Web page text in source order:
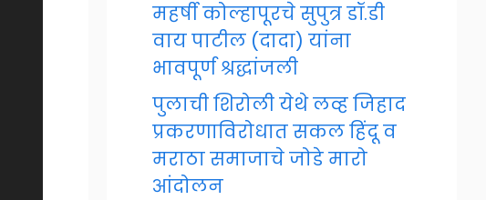
महर्षी कोल्हापूरचे सुपुत्र डॉ.डी
वाय पाटील (दादा) यांना
भावपूर्ण श्रद्धांजली
पुलाची शिरोली येथे लव्ह जिहाद
प्रकरणाविरोधात सकल हिंदू व
मराठा समाजाचे जोडे मारो
आंदोलन